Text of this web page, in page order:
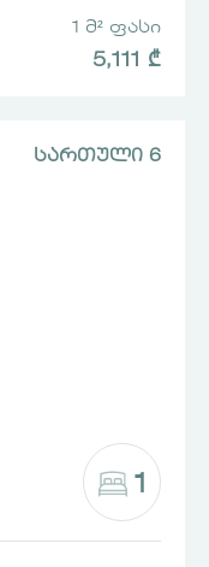
1 Მ² ᲤᲐᲡᲘ
5,111 ₾
ᲡᲐᲠᲗᲣᲚᲘ 6
1